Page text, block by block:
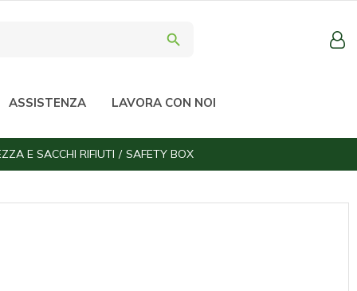
search
ASSISTENZA LAVORA CON NOI
E SACCHI RIFIUTI SAFETY BOX